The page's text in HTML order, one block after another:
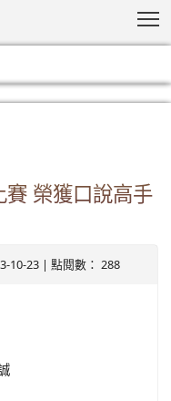
賽 榮獲口說高手
10-23 | 點閱數： 288